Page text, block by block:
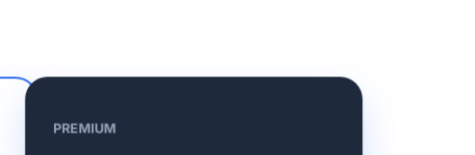
PREMIUM